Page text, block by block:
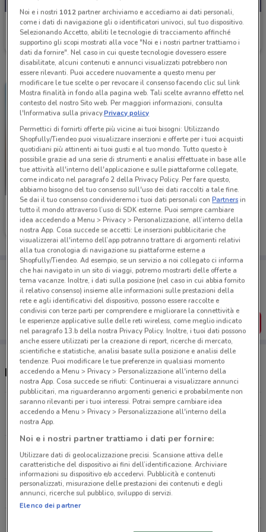
Hornig
Scade mercoledì 2.4 km
Hornig
2.4 km
Porta DoveConviene sempre con te!
Puoi trovare le migliori offerte dei negozi vicino a te,
salvarle e creare la tua lista del risparmio, comodamente
dal tuo cellulare.
SCARICA L’APP
Negozi Hornig nelle vicinanze
Viale Angelico, 7 Roma
2.4 km
Via Marmorata, 151 Roma
6 km
Tutti i negozi Hornig
Noi e i nostri 1012partner archiviamo e accediamo ai dati personali,
come i dati di navigazione gli o identificatori univoci, sul tuo dispositivo.
Selezionando Accetto, abiliti le tecnologie di tracciamento affinché
supportino gli scopi mostrati alla voce "Noi e i nostri partner trattiamo i
dati da fornire". Nel caso in cui queste tecnologie dovessero essere
disabilitate, alcuni contenuti e annunci visualizzati potrebbero non
essere rilevanti. Puoi accedere nuovamente a questo menu per
modificare le tue scelte o per revocare il consenso facendo clic sul link
Mostra finalità in fondo alla pagina web. Tali scelte avranno effetto nel
contesto del nostro Sito web. Per maggiori informazioni, consulta
l'Informativa sulla privacy.Privacy policy
Permettici di fornirti offerte più vicine ai tuoi bisogni: Utilizzando
Shopfully/Tiendeo puoi visualizzare inserzioni e offerte per i tuoi acquisti
quotidiani più attinenti ai tuoi gusti e al tuo mondo. Tutto questo è
possibile grazie ad una serie di strumenti e analisi effettuate in base alle
tue attività all'interno dell'applicazione e sulle piattaforme collegate,
come indicato nel paragrafo 2 della Privacy Policy. Per fare questo,
abbiamo bisogno del tuo consenso sull'uso dei dati raccolti a tale fine.
Se dai il tuo consenso condivideremo i tuoi dati personali conPartnersin
tutto il mondo attraverso l’uso di SDK esterne. Puoi sempre cambiare
idea accedendo a Menu > Privacy > Personalizzazione, all’interno della
nostra App. Cosa succede se accetti: Le inserzioni pubblicitarie che
visualizzerai all'interno dell’app potranno trattare di argomenti relativi
alla tua cronologia di navigazione su piattaforme esterne a
Shopfully/Tiendeo. Ad esempio, se un servizio a noi collegato ci informa
che hai navigato in un sito di viaggi, potremo mostrarti delle offerte a
tema vacanze. Inoltre, i dati sulla posizione (nel caso in cui abbia fornito
il relativo consenso) insieme alle informazioni sulle prestazioni della
rete e agli identificativi del dispositivo, possono essere raccolte e
condivisi con terze parti per comprendere e migliorare la connettività e
le esperienze applicative sulle delle reti wireless, come meglio indicato
nel paragrafo 13.b della nostra Privacy Policy. Inoltre, i tuoi dati possono
anche essere utilizzati per la creazione di report, ricerche di mercato,
scientifiche e statistiche, analisi basate sulla posizione e analisi delle
tendenze. Puoi modificare le tue preferenze in qualsiasi momento
accedendo a Menu > Privacy > Personalizzazione all'interno della
nostra App. Cosa succede se rifiuti: Continuerai a visualizzare annunci
pubblicitari, ma riguarderanno argomenti generici e probabilmente non
saranno rilevanti per i tuoi interessi. Potrai sempre cambiare idea
accedendo a Menu > Privacy > Personalizzazione all'interno della
nostra App.
Noi e i nostri partner trattiamo i dati per fornire:
Utilizzare dati di geolocalizzazione precisi. Scansione attiva delle
caratteristiche del dispositivo ai fini dell’identificazione. Archiviare
informazioni su dispositivo e/o accedervi. Pubblicità e contenuti
personalizzati, misurazione delle prestazioni dei contenuti e degli
annunci, ricerche sul pubblico, sviluppo di servizi.
Elenco dei partner